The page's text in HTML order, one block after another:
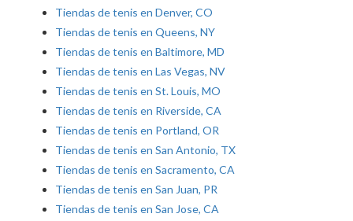
Tiendas de tenis en Denver, CO
Tiendas de tenis en Queens, NY
Tiendas de tenis en Baltimore, MD
Tiendas de tenis en Las Vegas, NV
Tiendas de tenis en St. Louis, MO
Tiendas de tenis en Riverside, CA
Tiendas de tenis en Portland, OR
Tiendas de tenis en San Antonio, TX
Tiendas de tenis en Sacramento, CA
Tiendas de tenis en San Juan, PR
Tiendas de tenis en San Jose, CA